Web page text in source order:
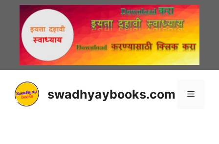
content
swadhyaybooks.com Menu